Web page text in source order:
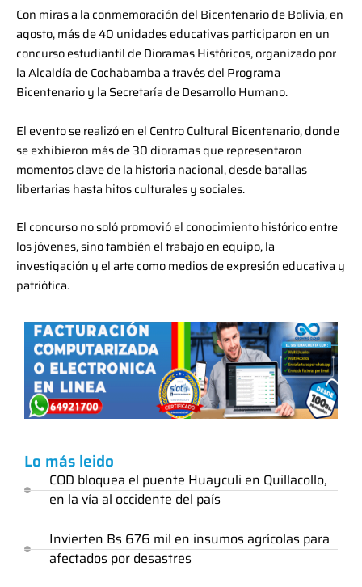
Con miras a la conmemoración del Bicentenario de Bolivia, en
agosto, más de 40 unidades educativas participaron en un
concurso estudiantil de Dioramas Históricos, organizado por
la Alcaldía de Cochabamba a través del Programa
Bicentenario y la Secretaría de Desarrollo Humano.
El evento se realizó en el Centro Cultural Bicentenario, donde
se exhibieron más de 30 dioramas que representaron
momentos clave de la historia nacional, desde batallas
libertarias hasta hitos culturales y sociales.
El concurso no soló promovió el conocimiento histórico entre
los jóvenes, sino también el trabajo en equipo, la
investigación y el arte como medios de expresión educativa y
patriótica.
Lo más leido
COD bloquea el puente Huayculi en Quillacollo,
en la vía al occidente del país
Invierten Bs 676 mil en insumos agrícolas para
afectados por desastres